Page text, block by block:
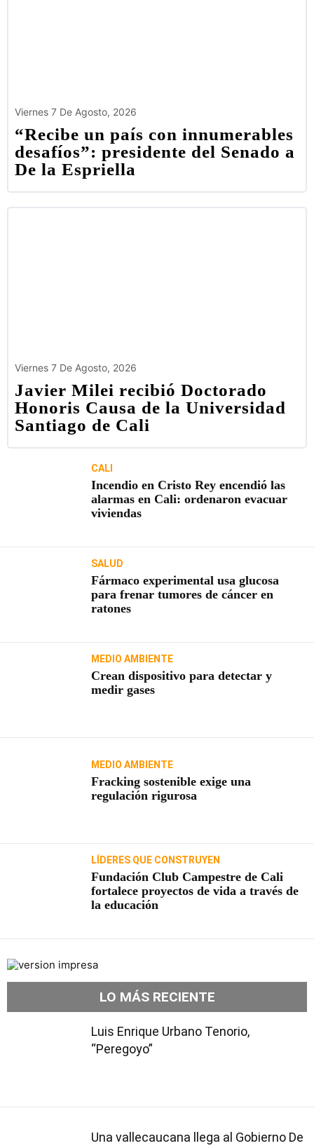
Viernes 7 De Agosto, 2026
“Recibe un país con innumerables
desafíos”: presidente del Senado a
De la Espriella
Viernes 7 De Agosto, 2026
Javier Milei recibió Doctorado
Honoris Causa de la Universidad
Santiago de Cali
CALI
Incendio en Cristo Rey encendió las
alarmas en Cali: ordenaron evacuar
viviendas
SALUD
Fármaco experimental usa glucosa
para frenar tumores de cáncer en
ratones
MEDIO AMBIENTE
Crean dispositivo para detectar y
medir gases
MEDIO AMBIENTE
Fracking sostenible exige una
regulación rigurosa
LÍDERES QUE CONSTRUYEN
Fundación Club Campestre de Cali
fortalece proyectos de vida a través de
la educación
LO MÁS RECIENTE
Luis Enrique Urbano Tenorio,
“Peregoyo”
Una vallecaucana llega al Gobierno De